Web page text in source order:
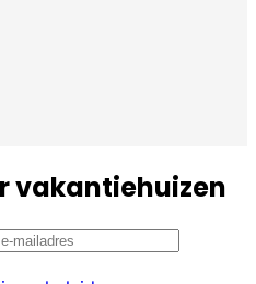
vakantiehuizen